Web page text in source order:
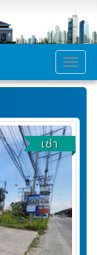
MENU
เช่า